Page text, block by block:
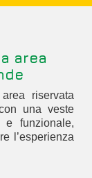
area
riservata
una veste
funzionale,
l’esperienza